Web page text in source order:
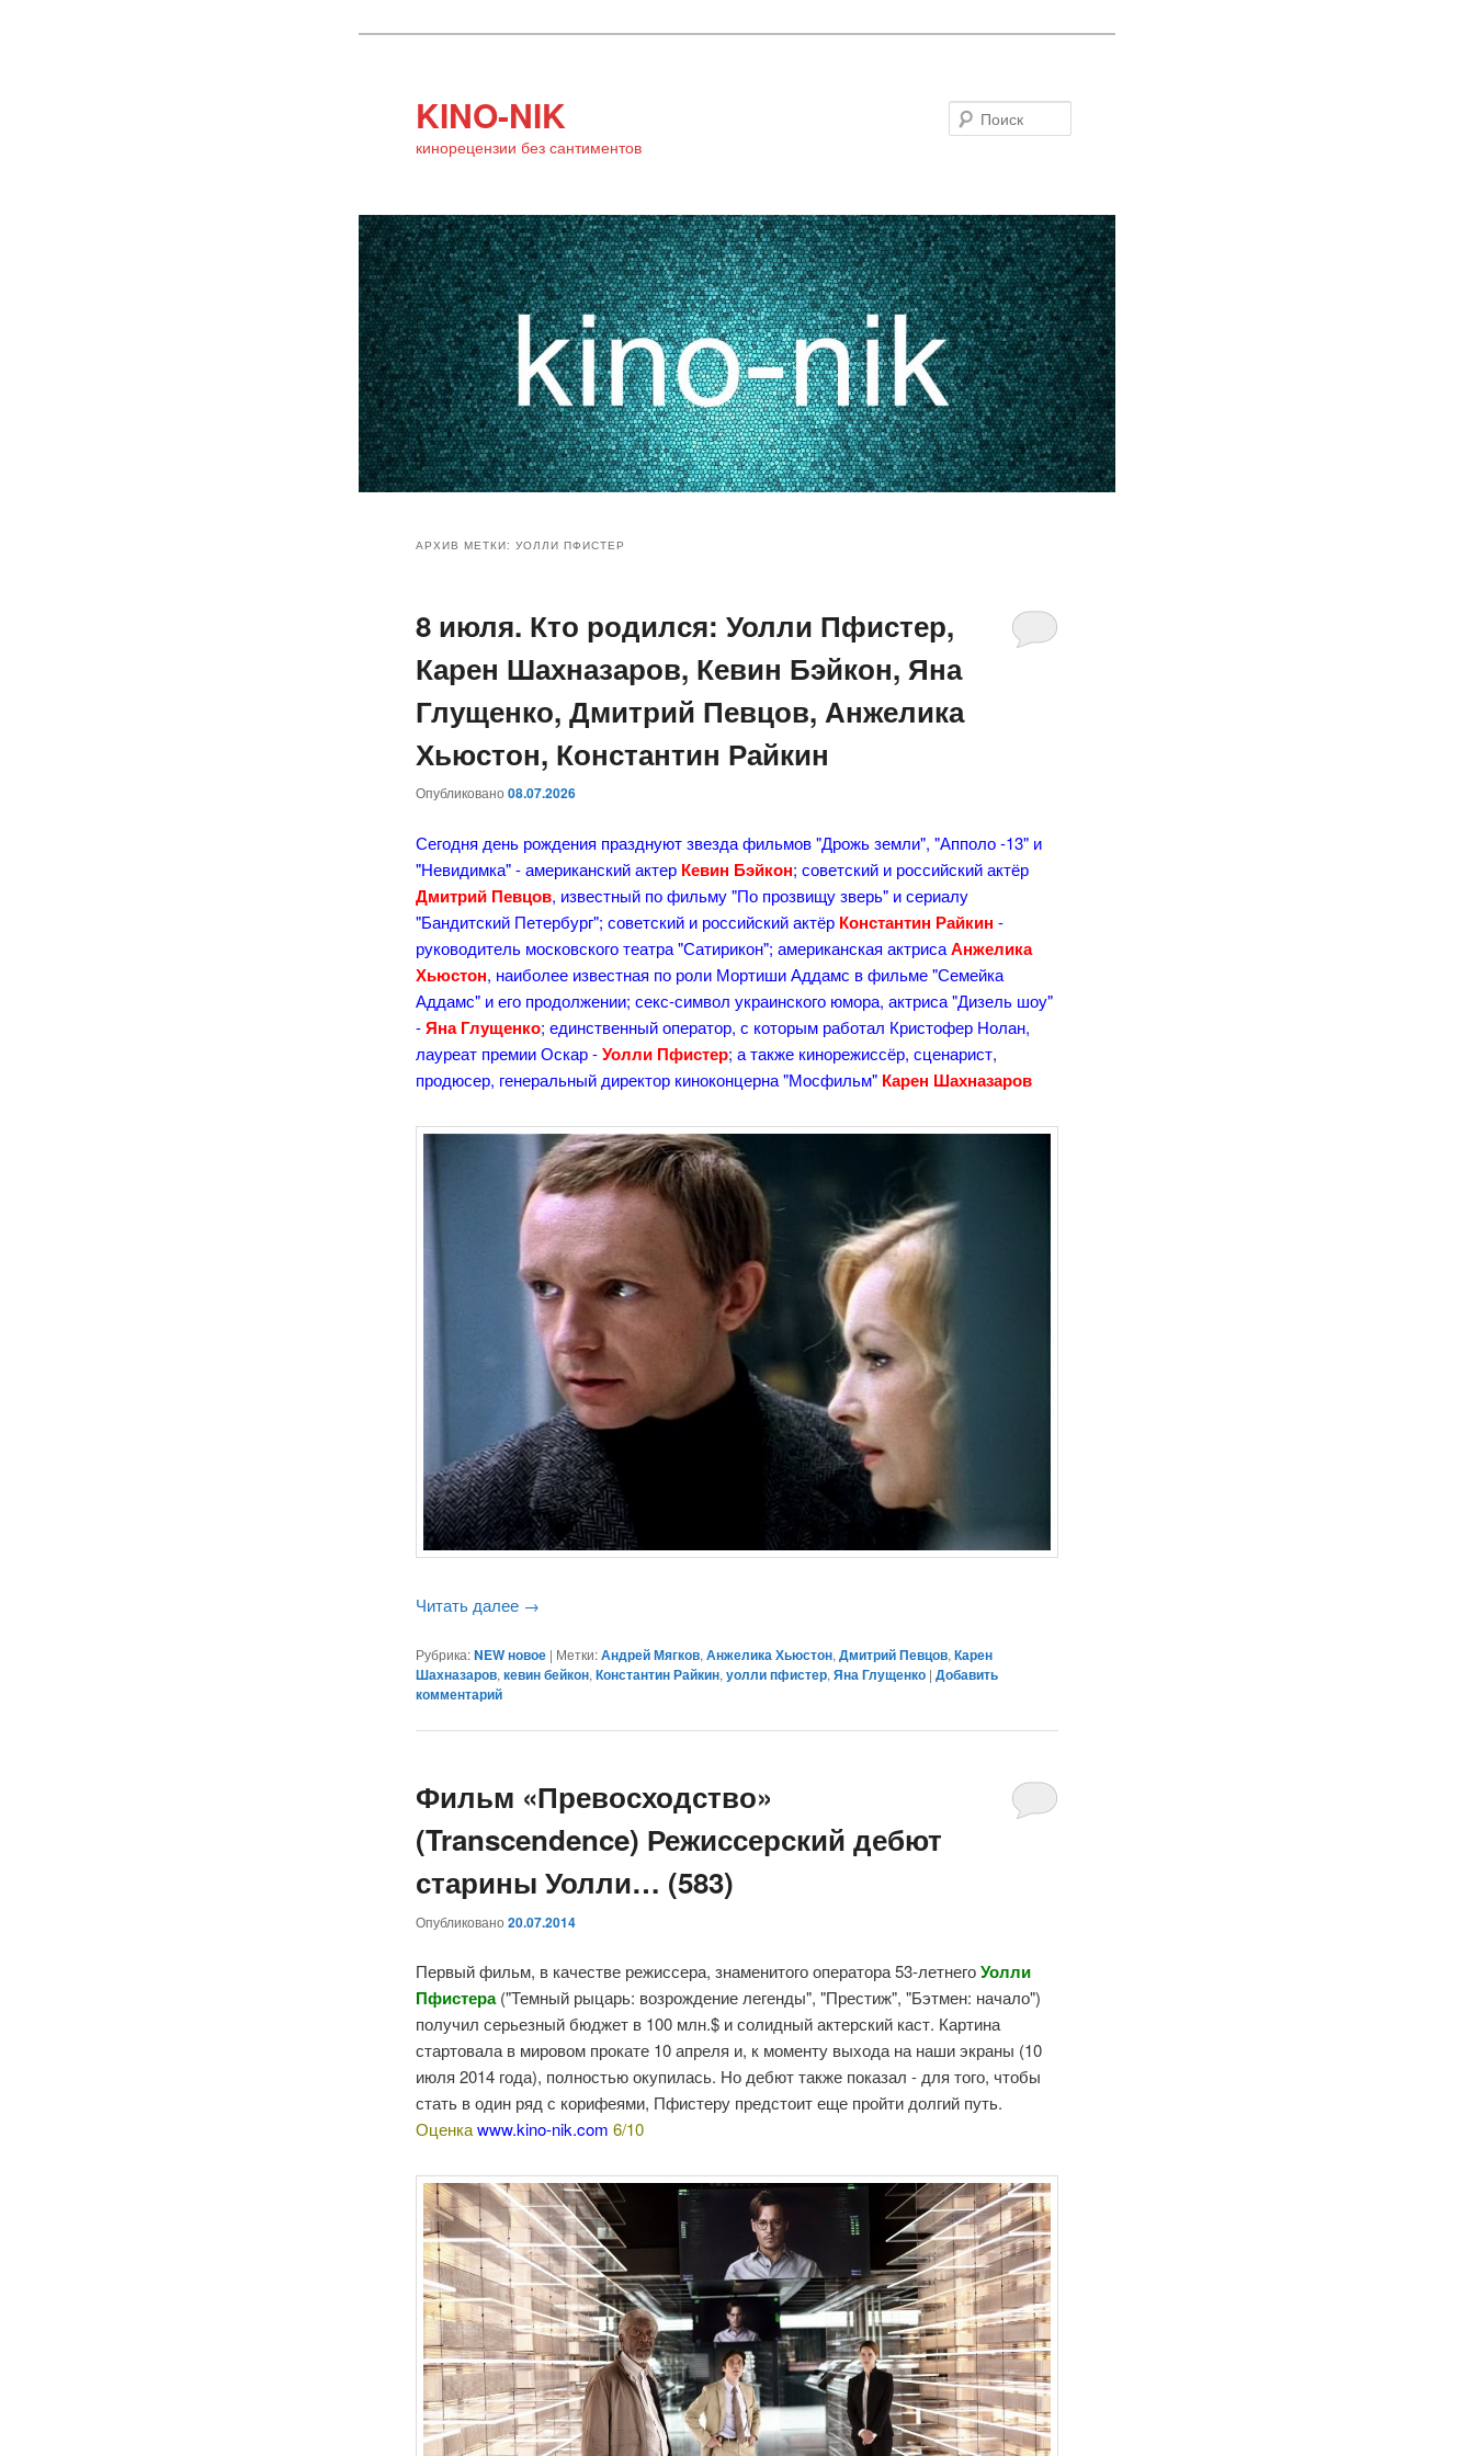
KINO-NIK
кинорецензии без сантиментов
основному
содержимому
дополнительному
содержимому
АРХИВ МЕТКИ:УОЛЛИ ПФИСТЕР
8 июля. Кто родился: Уолли Пфистер,
Карен Шахназаров, Кевин Бэйкон, Яна
Глущенко, Дмитрий Певцов, Анжелика
Хьюстон, Константин Райкин
Опубликовано08.07.2026
Сегодня день рождения празднуют звезда фильмов "Дрожь земли", "Апполо -13" и
"Невидимка" - американский актер Кевин Бэйкон; советский и российский актёр
Дмитрий Певцов, известный по фильму "По прозвищу зверь" и сериалу
"Бандитский Петербург"; советский и российский актёр Константин Райкин -
руководитель московского театра "Сатирикон"; американская актрисаАнжелика
Хьюстон, наиболее известная по роли Мортиши Аддамс в фильме "Семейка
Аддамс" и его продолжении; секс-символ украинского юмора, актриса "Дизель шоу"
-Яна Глущенко; единственный оператор, с которым работал Кристофер Нолан,
лауреат премии Оскар -Уолли Пфистер; а также кинорежиссёр, сценарист,
продюсер, генеральный директор киноконцерна "Мосфильм" Карен Шахназаров
Читать далее →
Рубрика: NEW новое | Метки: Андрей Мягков,Анжелика Хьюстон,Дмитрий Певцов,Карен
Шахназаров,кевин бейкон,Константин Райкин,уолли пфистер,Яна Глущенко |Добавить
комментарий
Фильм «Превосходство»
(Transcendence) Режиссерский дебют
старины Уолли… (583)
Опубликовано20.07.2014
Первый фильм, в качестве режиссера, знаменитого оператора 53-летнегоУолли
Пфистера("Темный рыцарь: возрождение легенды", "Престиж", "Бэтмен: начало")
получил серьезный бюджет в 100 млн.$ и солидный актерский каст. Картина
стартовала в мировом прокате 10 апреля и, к моменту выхода на наши экраны (10
июля 2014 года), полностью окупилась. Но дебют также показал - для того, чтобы
стать в один ряд с корифеями, Пфистеру предстоит еще пройти долгий путь.
Оценкаwww.kino-nik.com6/10